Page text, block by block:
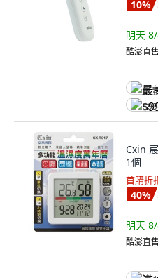
10%
明天
酷澎直
最
Cxin
1個
首購折
40%
明天
酷澎直